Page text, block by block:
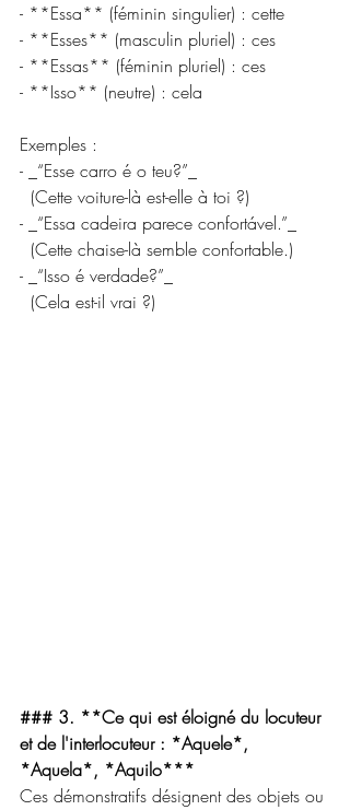
- **Essa** (féminin singulier) : cette
- **Esses** (masculin pluriel) : ces
- **Essas** (féminin pluriel) : ces
- **Isso** (neutre) : cela
Exemples :
- _“Esse carro é o teu?”_
  (Cette voiture-là est-elle à toi ?)
- _“Essa cadeira parece confortável.”_
  (Cette chaise-là semble confortable.)
- _“Isso é verdade?”_
  (Cela est-il vrai ?)
### 3. **Ce qui est éloigné du locuteur
et de l'interlocuteur : *Aquele*,
*Aquela*, *Aquilo***
Ces démonstratifs désignent des objets ou